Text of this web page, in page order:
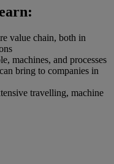
value chain, both in
machines, and processes
bring to companies in
travelling, machine